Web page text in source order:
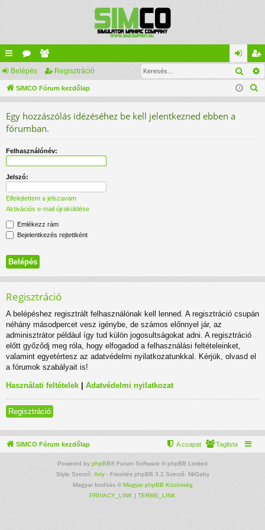
yo
rs
ke
ór
u
ag
lis
el
ép
eg
is
Belépés Regisztráció
SIMCO Fórum kezdőlap
Egy hozzászólás idézéséhez be kell jelentkezned ebben a
fórumban.
Felhasználónév:
Jelszó:
Elfelejtettem a jelszavam
Aktivációs e-mail újraküldése
Emlékezz rám
Bejelentkezés rejtettként
Regisztráció
A belépéshez regisztrált felhasználónak kell lenned. A regisztráció csupán
néhány másodpercet vesz igénybe, de számos előnnyel jár, az
adminisztrátor például így tud külön jogosultságokat adni. A regisztráció
előtt győződj meg róla, hogy elfogadod a felhasználási feltételeinket,
valamint egyetértesz az adatvédelmi nyilatkozatunkkal. Kérjük, olvasd el
a fórumok szabályait is!
Használati feltételek | Adatvédelmi nyilatkozat
Regisztráció
SIMCO Fórum kezdőlap Taglista
A csapat
Powered by phpBB® Forum Software © phpBB Limited
Style Szerző: Arty- Frissítés phpBB 3.2 Szerző: MrGaby
Magyar fordítás © Magyar phpBB Közösség
PRIVACY_LINK | TERMS_LINK